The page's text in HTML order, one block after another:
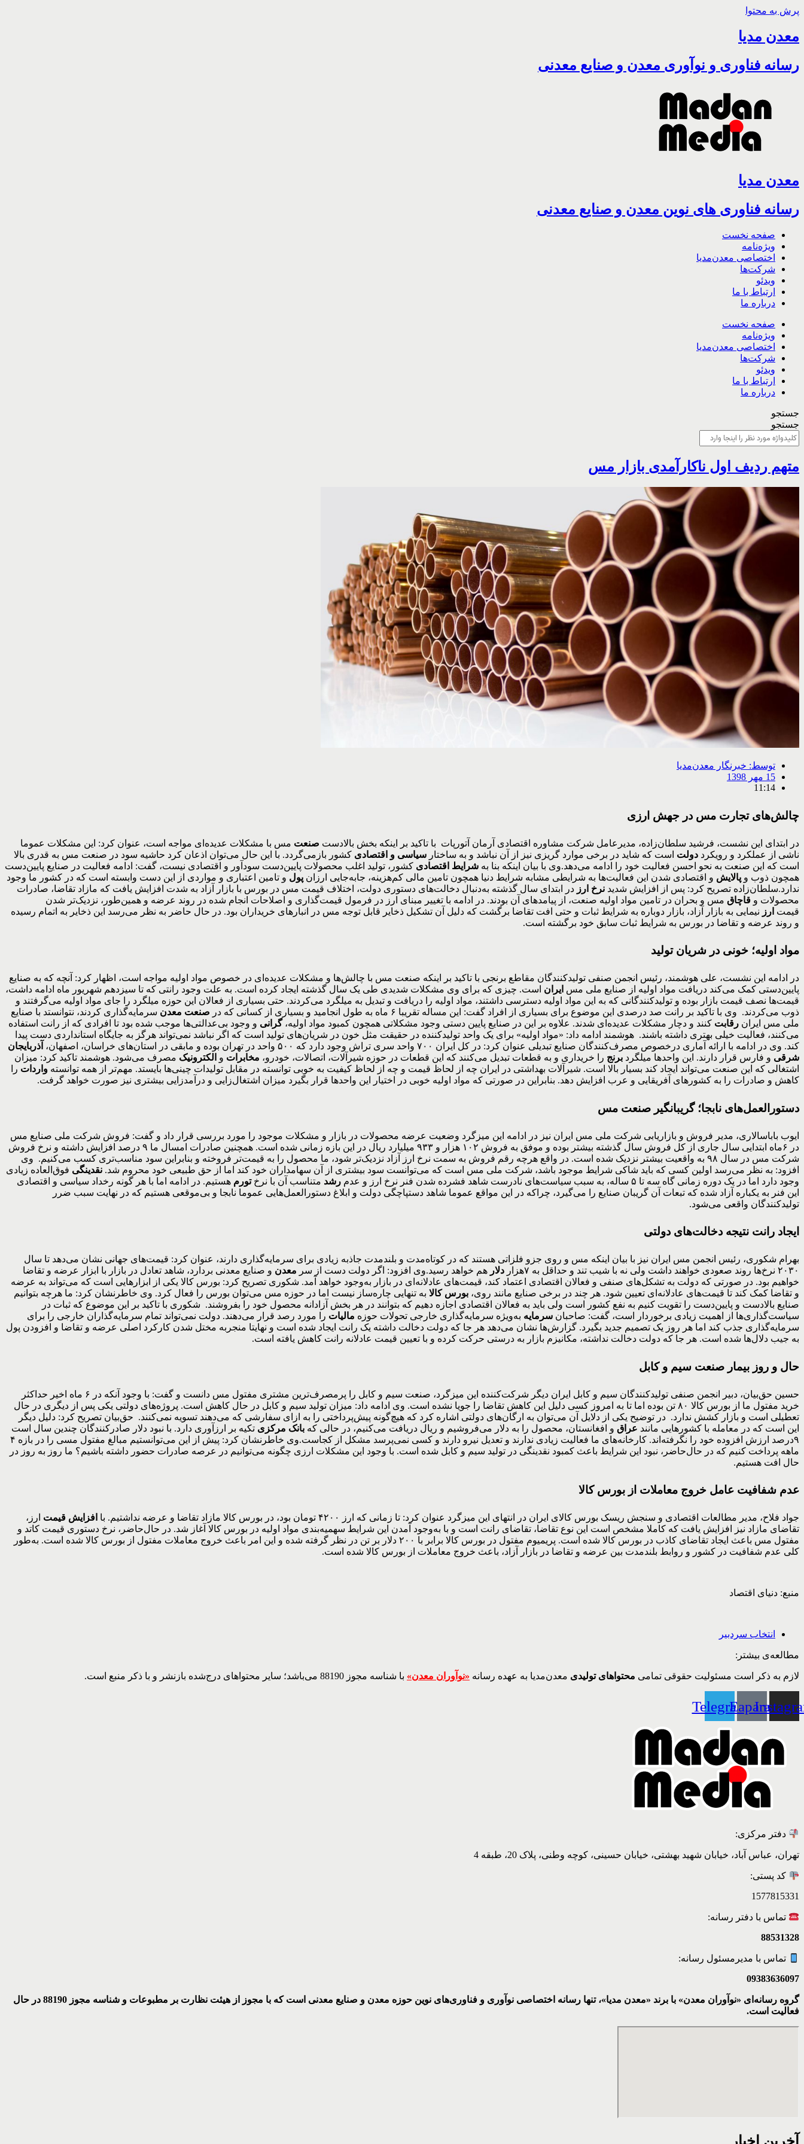
پرش به محتوا
معدن مدیا
رسانه فناوری و نوآوری معدن و صنایع معدنی
معدن مدیا
رسانه فناوری های نوین معدن و صنایع معدنی
صفحه نخست
ویژه‌نامه
اختصاصی معدن‌مدیا
شرکت‌ها
ویدئو
ارتباط با ما
درباره ما
صفحه نخست
ویژه‌نامه
اختصاصی معدن‌مدیا
شرکت‌ها
ویدئو
ارتباط با ما
درباره ما
جستجو
جستجو
متهم ردیف اول ناکارآمدی بازار مس
توسط: خبرنگار معدن‌مدیا
15 مهر 1398
11:14
چالش‌هایتجارت مس در جهش ارزی
در ابتدای این نشست، فرشید سلطان‌زاده، مدیرعامل شرکت مشاوره اقتصادی آرمان آتورپات با تاکید بر اینکه بخش بالادست صنعت مس با مشکلات عدیده‌ای مواجه است، عنوان کرد: این مشکلات عموما
ناشی از عملکرد و رویکرد دولت است که شاید در برخی موارد گریزی نیز از آن نباشد و به ساختار سیاسی و اقتصادی کشور بازمی‌گردد. با این حال می‌توان اذعان کرد حاشیه سود در صنعت مس به قدری بالا
است که این صنعت به نحو احسن فعالیت خود را ادامه می‌دهد.وی با بیان اینکه بنا به شرایط اقتصادی کشور، تولید اغلب محصولات پایین‌دست سودآور و اقتصادی نیست، گفت: ادامه فعالیت در صنایع پایین‌دست
همچون ذوب و پالایش و اقتصادی شدن این فعالیت‌ها به شرایطی مشابه شرایط دنیا همچون تامین مالی کم‌هزینه، جابه‌جایی ارزان پول و تامین اعتباری و مواردی از این دست وابسته است که در کشور ما وجود
ندارد.سلطان‌زاده تصریح کرد: پس از افزایش شدید نرخ ارز در ابتدای سال گذشته به‌دنبال دخالت‌های دستوری دولت، اختلاف قیمت مس در بورس با بازار آزاد به شدت افزایش یافت که مازاد تقاضا، صادرات
محصولات و قاچاق مس و بحران در تامین مواد اولیه صنعت، از پیامدهای آن بودند. در ادامه با تغییر مبنای ارز در فرمول قیمت‌گذاری و اصلاحات انجام شده در روند عرضه و همین‌طور، نزدیک‌تر شدن
قیمت ارز نیمایی به بازار آزاد، بازار دوباره به شرایط ثبات و حتی افت تقاضا برگشت که دلیل آن تشکیل ذخایر قابل توجه مس در انبارهای خریداران بود. در حال حاضر به نظر می‌رسد این ذخایر به اتمام رسیده
و روند عرضه و تقاضا در بورس به شرایط ثبات سابق خود برگشته است.
مواد اولیه؛ خونی در شریان تولید
در ادامه این نشست، علی هوشمند، رئیس انجمن صنفی تولیدکنندگان مقاطع برنجی با تاکید بر اینکه صنعت مس با چالش‌ها و مشکلات عدیده‌ای در خصوص مواد اولیه مواجه است، اظهار کرد: آنچه که به صنایع
پایین‌دستی کمک می‌کند دریافت مواد اولیه از صنایع ملی مس ایران است. چیزی که برای وی مشکلات شدیدی طی یک سال گذشته ایجاد کرده است. به علت وجود رانتی که تا سیزدهم شهریور ماه ادامه داشت،
قیمت‌ها نصف قیمت بازار بوده و تولیدکنندگانی که به این مواد اولیه دسترسی داشتند، مواد اولیه را دریافت و تبدیل به میلگرد می‌کردند. حتی بسیاری از فعالان این حوزه میلگرد را جای مواد اولیه می‌گرفتند و
ذوب می‌کردند. وی با تاکید بر رانت صد درصدی این موضوع برای بسیاری از افراد گفت: این مساله تقریبا ۶ ماه به طول انجامید و بسیاری از کسانی که در
صنعت معدن سرمایه‌گذاری کردند، نتوانستد با صنایع
ملی مس ایران رقابت کنند و دچار مشکلات عدیده‌ای شدند. علاوه بر این در صنایع پایین دستی وجود مشکلاتی همچون کمبود مواد اولیه،گرانی و وجود بی‌عدالتی‌ها موجب شده بود تا افرادی که از رانت استفاده
می‌کنند، فعالیت خیلی بهتری داشته باشند. هوشمند ادامه داد: «مواد اولیه» برای یک واحد تولید‌کننده در حقیقت مثل خون در شریان‌های تولید است که اگر نباشد نمی‌تواند هرگز به جایگاه استانداردی دست پیدا
کند. وی در ادامه با ارائه آماری درخصوص مصرف‌کنندگان صنایع تبدیلی عنوان کرد: در کل ایران ۷۰۰ واحد سری تراش وجود دارد که ۵۰۰ واحد در تهران بوده و مابقی در استان‌های خراسان، اصفهان،
آذربایجان
شرقی و فارس قرار دارند. این واحدها میلگرد برنج را خریداری و به قطعات تبدیل می‌کنند که این قطعات در حوزه شیرآلات، اتصالات، خودرو، مخابرات و الکترونیک مصرف می‌شود. هوشمند تاکید کرد: میزان
اشتغالی که این صنعت می‌تواند ایجاد کند بسیار بالا است. شیرآلات بهداشتی در ایران چه از لحاظ قیمت و چه از لحاظ کیفیت به خوبی توانسته در مقابل تولیدات چینی‌ها بایستد. مهم‌تر از همه توانسته واردات را
کاهش و صادرات را به کشورهای آفریقایی و عرب افزایش دهد. بنابراین در صورتی که مواد اولیه خوبی در اختیار این واحدها قرار بگیرد میزان اشتغال‌زایی و درآمدزایی بیشتری نیز صورت خواهد گرفت.
دستورالعمل‌های نابجا؛ گریبانگیر صنعت مس
ایوب باباسالاری، مدیر فروش و بازاریابی شرکت ملی مس ایران نیز در ادامه این میزگرد وضعیت عرضه محصولات در بازار و مشکلات موجود را مورد بررسی قرار داد و گفت: فروش شرکت ملی صنایع مس
در ۶ماه ابتدایی سال جاری از کل فروش سال گذشته بیشتر بوده و موفق به فروش ۱۰۲ هزار و ۹۳۳ میلیارد ریال در این بازه زمانی شده است. همچنین صادرات امسال ما ۹ درصد افزایش داشته و نرخ فروش
شرکت مس در سال ۹۸ به واقعیت بیشتر نزدیک شده است. در واقع هرچه رقم فروش به سمت نرخ ارز آزاد نزدیک‌تر شود، ما محصول را به قیمت‌تر فروخته و بنابراین سود مناسب‌تری کسب می‌کنیم. وی
افزود: به نظر می‌رسد اولین کسی که باید شاکی شرایط موجود باشد، شرکت ملی مس است که می‌توانست سود بیشتری از آن سهامداران خود کند اما از حق طبیعی خود محروم شد. نقدینگی فوق‌العاده زیادی
وجود دارد اما در یک دوره زمانی گاه سه تا ۵ ساله، به سبب سیاست‌های نادرست شاهد فشرده شدن فنر نرخ ارز و عدم
رشد متناسب آن با نرختورم هستیم. در ادامه اما با هر گونه رخداد سیاسی و اقتصادی
این فنر به یکباره آزاد شده که تبعات آن گریبان صنایع را می‌گیرد، چراکه در این مواقع عموما شاهد دستپاچگی دولت و ابلاغ دستورالعمل‌هایی عموما نابجا و بی‌موقعی هستیم که در نهایت سبب ضرر
تولیدکنندگان واقعی می‌شود.
ایجاد رانت‌ نتیجه دخالت‌های دولتی
بهرام شکوری، رئیس انجمن مس ایران نیز با بیان اینکه مس و روی جزو فلزاتی هستند که در کوتاه‌مدت و بلندمدت جاذبه زیادی برای سرمایه‌گذاری دارند، عنوان کرد: قیمت‌های جهانی نشان می‌دهد تا سال
۲۰۳۰ نرخ‌ها روند صعودی خواهند داشت ولی نه با شیب تند و حداقل به ۷هزار
دلار هم خواهد رسید.وی افزود: اگر دولت دست از سر معدن و صنایع معدنی بردارد، شاهد تعادل در بازار با ابزار عرضه و تقاضا
خواهیم بود. در صورتی که دولت به تشکل‌های صنفی و فعالان اقتصادی اعتماد کند، قیمت‌های عادلانه‌ای در بازار به‌وجود خواهد آمد. شکوری تصریح کرد: بورس کالا یکی از ابزارهایی است که می‌تواند به عرضه
و تقاضا کمک کند تا قیمت‌های عادلانه‌ای تعیین شود. هر چند در برخی صنایع مانند روی، بورس کالا به تنهایی چاره‌ساز نیست اما در حوزه مس می‌توان بورس را فعال کرد. وی خاطرنشان کرد: ما هرچه بتوانیم
صنایع بالادست و پایین‌دست را تقویت کنیم به نفع کشور است ولی باید به فعالان اقتصادی اجازه دهیم که بتوانند در هر بخش آزادانه محصول خود را بفروشند. شکوری با تاکید بر این موضوع که ثبات در
سیاست‌گذاری‌ها از اهمیت زیادی برخوردار است، گفت: صاحبان سرمایه به‌ویژه سرمایه‌گذاری خارجی تحولات حوزه مالیات را مورد رصد قرار می‌دهند. دولت نمی‌تواند تمام سرمایه‌گذاران خارجی را برای
سرمایه‌گذاری جذب کند اما هر روز یک تصمیم جدید بگیرد. گزارش‌ها نشان می‌دهد هر جا که دولت دخالت داشته یک رانت ایجاد شده است و نهایتا منجربه مختل شدن کارکرد اصلی عرضه و تقاضا و افزودن پول
به جیب دلال‌ها شده است. هر جا که دولت دخالت نداشته، مکانیزم بازار به درستی حرکت کرده و با تعیین قیمت عادلانه رانت کاهش یافته است.
حال و روز بیمار صنعت سیم و کابل
حسین حق‌بیان، دبیر انجمن صنفی تولیدکنندگان سیم و کابل ایران دیگر شرکت‌کننده این میزگرد، صنعت سیم و کابل را پرمصرف‌ترین مشتری مفتول مس دانست و گفت: با وجود آنکه در ۶ ماه اخیر حداکثر
خرید مفتول ما از بورس کالا ۸۰ تن بوده اما تا به امروز کسی دلیل این کاهش تقاضا را جویا نشده است. وی ادامه داد: میزان تولید سیم و کابل در حال کاهش است. پروژه‌های دولتی یکی پس از دیگری در حال
تعطیلی است و بازار کشش ندارد. در توضیح یکی از دلایل آن می‌توان به ارگان‌های دولتی اشاره کرد که هیچ‌گونه پیش‌پرداختی را به ازای سفارشی که می‌دهند تسویه نمی‌کنند. حق‌بیان تصریح کرد: دلیل دیگر
این است که در معامله با کشورهایی مانند عراق و افغانستان، محصول را به دلار می‌فروشیم و ریال دریافت می‌کنیم، در حالی که بانک مرکزی تکیه بر ارزآوری دارد. با نبود دلار صادرکنندگان چندین سال است
۹درصد ارزش افزوده خود را نگرفته‌اند. کارخانه‌های ما فعالیت زیادی ندارند و تعدیل نیرو دارند و کسی نمی‌پرسد مشکل از کجاست.وی خاطرنشان کرد: پیش از این می‌توانستیم مبالغ مفتول مسی را در بازه ۴
ماهه پرداخت کنیم که در حال‌حاضر، نبود این شرایط باعث کمبود نقدینگی در تولید سیم و کابل شده است. با وجود این مشکلات ارزی چگونه می‌توانیم در عرصه صادرات حضور داشته باشیم؟ ما روز به روز در
حال افت هستیم.
عدم شفافیت عامل خروج معاملات از بورس کالا
جواد فلاح، مدیر مطالعات اقتصادی و سنجش ریسک بورس کالای ایران در انتهای این میزگرد عنوان کرد: تا زمانی که ارز ۴۲۰۰ تومان بود، در بورس کالا مازاد تقاضا و عرضه نداشتیم. با افزایش قیمت ارز،
تقاضای مازاد نیز افزایش یافت که کاملا مشخص است این نوع تقاضا، تقاضای رانت است و با به‌وجود آمدن این شرایط سهمیه‌بندی‌ مواد اولیه در بورس کالا آغاز شد. در حال‌حاضر، نرخ دستوری قیمت‌ کاتد و
مفتول مس باعث ایجاد تقاضای کاذب در بورس کالا شده است. پریمیوم مفتول در بورس کالا برابر با ۲۰۰ دلار بر تن در نظر گرفته شده و این امر باعث خروج معاملات مفتول از بورس کالا شده است. به‌طور
کلی عدم شفافیت در کشور و روابط بلندمدت بین عرضه و تقاضا در بازار آزاد، باعث خروج معاملات از بورس کالا شده است.
منبع: دنیای اقتصاد
انتخاب سردبیر
مطالعه‌ی بیشتر:
لازم به ذکر است مسئولیت حقوقی تمامی محتواهای تولیدی معدن‌مدیا به عهده رسانه «نوآوران معدن» با شناسه مجوز 88190 می‌باشد؛ سایر محتواهای درج‌شده بازنشر و با ذکر منبع است.
Eaparat
Telegram
دفتر مرکزی:
تهران، عباس آباد، خیابان شهید بهشتی، خیابان حسینی، کوچه وطنی، پلاک 20، طبقه 4
کد پستی:
1577815331
تماس با دفتر رسانه:
88531328
تماس با مدیرمسئول رسانه:
09383636097
گروه رسانه‌ای «نوآوران معدن» با برند «معدن مدیا»، تنها رسانه اختصاصی نوآوری و فناوری‌های نوین حوزه معدن و صنایع معدنی‌ است که با مجوز از هیئت نظارت بر مطبوعات
و شناسه مجوز 88190 در حال
فعالیت است.